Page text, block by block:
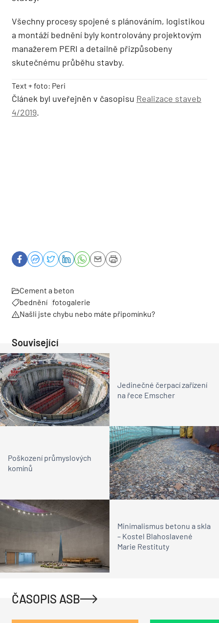
Všechny procesy spojené s plánováním, logistikou
a montáží bednění byly kontrolovány projektovým
manažerem PERI a detailně přizpůsobeny
skutečnému průběhu stavby.
Text + foto: Peri
Článek byl uveřejněn v časopisu Realizace staveb
4/2019.
Cement a beton
bednění fotogalerie
Našli jste chybu nebo máte připomínku?
Související
Jedinečné čerpací zařízení
na řece Emscher
Poškození průmyslových
komínů
Minimalismus betonu a skla
– Kostel Blahoslavené
Marie Restituty
ČASOPIS ASB